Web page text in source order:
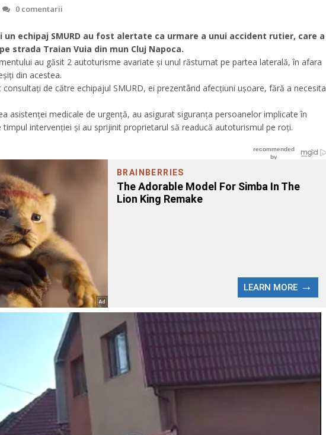
0 comentarii
un echipaj SMURD au fost alertate ca urmare a unui accident rutier, care a
strada Traian Vuia din mun Cluj Napoca.
au găsit 2 autoturisme avariate și unul răsturnat pe partea laterală, în afara
din acestea.
de către echipajul SMURD, ei prezentând afecțiuni ușoare, fără a necesita
asistenței medicale de urgență, au asigurat siguranța persoanelor implicate în
intervenției și au sprijinit proprietarul să readucă autoturismul pe roți.